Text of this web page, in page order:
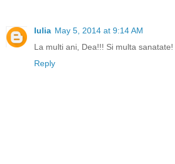
Iulia May 5, 2014 at 9:14 AM
La multi ani, Dea!!! Si multa sanatate!
Reply